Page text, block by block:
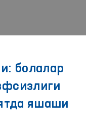
болалар
яшаши